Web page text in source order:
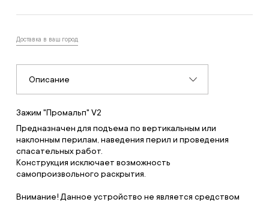
Доставка в ваш город
Описание
Зажим "Промальп" V2
Предназначен для подъема по вертикальным или
наклонным перилам, наведения перил и проведения
спасательных работ.
Конструкция исключает возможность
самопроизвольного раскрытия.
Внимание! Данное устройство не является средством